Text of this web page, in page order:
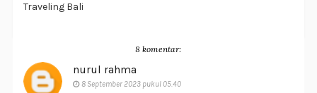
Traveling Bali
8 komentar:
nurul rahma
8 September 2023 pukul 05.40